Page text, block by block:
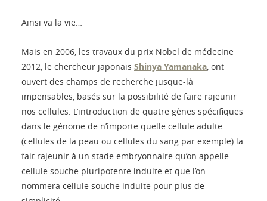
Ainsi va la vie…
Mais en 2006, les travaux du prix Nobel de médecine
2012, le chercheur japonais Shinya Yamanaka, ont
ouvert des champs de recherche jusque-là
impensables, basés sur la possibilité de faire rajeunir
nos cellules. L’introduction de quatre gènes spécifiques
dans le génome de n’importe quelle cellule adulte
(cellules de la peau ou cellules du sang par exemple) la
fait rajeunir à un stade embryonnaire qu’on appelle
cellule souche pluripotente induite et que l’on
nommera cellule souche induite pour plus de